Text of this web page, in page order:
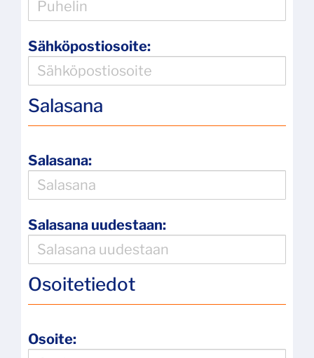
Sähköpostiosoite:
Salasana
Salasana:
Salasana uudestaan:
Osoitetiedot
Osoite: